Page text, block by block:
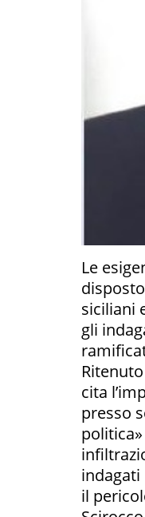
Le
siciliani
gli
cita
presso
il